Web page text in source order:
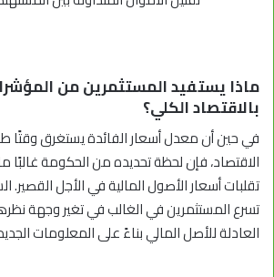
ماذا يستفيد المستثمرين من
بالاقتصاد الكلي؟
في حين أن معدل أسعار الفائدة يستغرق وقتًا
الاقتصاد، فإن لحظة تحديده من الحكومة غالبًا
تقلبات أسعار الأصول المالية في الأجل
تسرع المستثمرين في الغالب في تغير وجهة
العادلة للأصل المالي بناءً على المعلومات